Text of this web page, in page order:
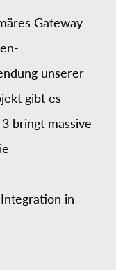
Gateway
unserer
gibt es
bringt massive
in